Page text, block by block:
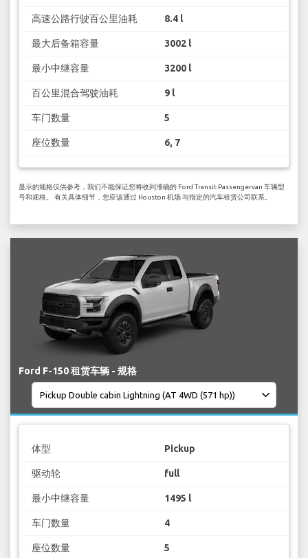
高速公路行驶百公里油耗 8.4 l
最大后备箱容量 3002 l
最小中继容量 3200 l
百公里混合驾驶油耗 9 l
车门数量 5
座位数量 6, 7
显示的规格仅供参考，我们不能保证您将收到准确的 Ford Transit Passengervan 车辆型
号和规格。 有关具体细节，您应该通过 Houston 机场 与指定的汽车租赁公司联系。
Ford F-150 租赁车辆 - 规格
体型 Pickup
驱动轮 full
最小中继容量 1495 l
车门数量 4
座位数量 5